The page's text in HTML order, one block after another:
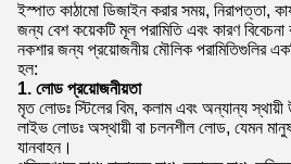
ইস্পাত কাঠামো ডিজাইন করার সময়, নিরাপত্তা,
জন্য বেশ কয়েকটি মূল পরামিতি এবং কারণ
নকশার জন্য প্রয়োজনীয় মৌলিক পরামিতিগুলির
হল:
1. লোড প্রয়োজনীয়তা
মৃত লোডঃ স্টিলের বিম, কলাম এবং অন্যান্য
লাইভ লোডঃ অস্থায়ী বা চলনশীল লোড, যেমন
যানবাহন।